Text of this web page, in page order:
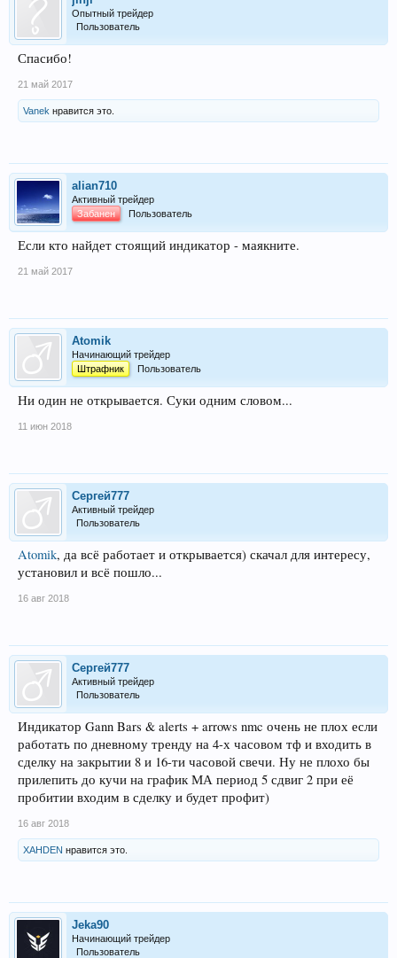
Опытный трейдер
Пользователь
Спасибо!
21 май 2017
Vanek нравится это.
alian710
Активный трейдер
Забанен
Пользователь
Если кто найдет стоящий индикатор - маякните.
21 май 2017
Atomik
Начинающий трейдер
Штрафник
Пользователь
Ни один не открывается. Суки одним словом...
11 июн 2018
Сергей777
Активный трейдер
Пользователь
Atomik, да всё работает и открывается) скачал для интересу,
установил и всё пошло...
16 авг 2018
Сергей777
Активный трейдер
Пользователь
Индикатор Gann Bars & alerts + arrows nmc очень не плох если
работать по дневному тренду на 4-х часовом тф и входить в
сделку на закрытии 8 и 16-ти часовой свечи. Ну не плохо бы
прилепить до кучи на график МА период 5 сдвиг 2 при её
пробитии входим в сделку и будет профит)
16 авг 2018
XAHDEN нравится это.
Jeka90
Начинающий трейдер
Пользователь